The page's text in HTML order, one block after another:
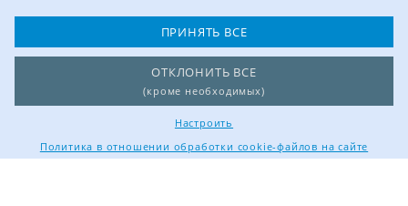
ПРИНЯТЬ ВСЕ
ОТКЛОНИТЬ ВСЕ
(кроме необходимых)
Настроить
Политика в отношении обработки cookie-файлов на сайте